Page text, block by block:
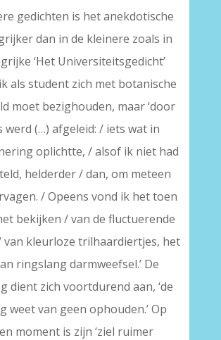
gedichten is het anekdotische
dan in de kleinere zoals in
‘Het Universiteitsgedicht’
als student zich met botanische
moet bezighouden, maar ‘door
werd (…) afgeleid: / iets wat in
oplichtte, / alsof ik niet had
helderder / dan, om meteen
/ Opeens vond ik het toen
bekijken / van de fluctuerende
kleurloze trilhaardiertjes, het
ringslang darmweefsel.’ De
dient zich voortdurend aan, ‘de
weet van geen ophouden.’ Op
moment is zijn ‘ziel ruimer